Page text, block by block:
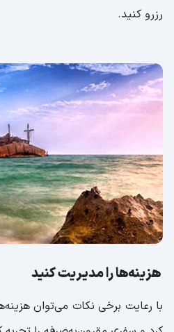
رزرو کنید.
هزینه‌ها را مدیریت کنید
با رعایت برخی نکات می‌توان